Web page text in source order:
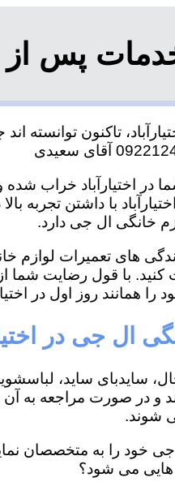
پس از
تاکنون توانسته
اختیارآباد خراب شده و
با داشتن تجربه
خانگی ال جی دارد.
های تعمیرات لوازم
کنید. با قول رضایت شما
همانند روز اول در
ال جی در
سایدبای ساید،
صورت مراجعه به آن
شوند.
خود را به متخصصان
می شود؟